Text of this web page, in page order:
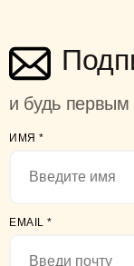
и будь первым
ИМЯ *
EMAIL *